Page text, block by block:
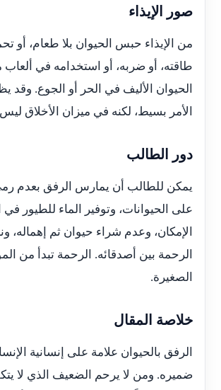
صور الإيذاء
من الإيذاء حبس الحيوان بلا طعام، أو
طاقته، أو ضربه، أو استخدامه في ألعاب
الحيوان الأليف في الحر أو الجوع. وقد
الأمر بسيط، لكنه في ميزان الأخلاق
دور الطالب
يمكن للطالب أن يمارس الرفق بعدم
على الحيوانات، وتوفير الماء للطيور في
الإمكان، وعدم شراء حيوان ثم إهماله،
الرحمة بين أصدقائه. الرحمة تبدأ من
الصغيرة.
خلاصة المقال
الرفق بالحيوان علامة على إنسانية
ضميره. ومن لا يرحم الضعيف الذي لا